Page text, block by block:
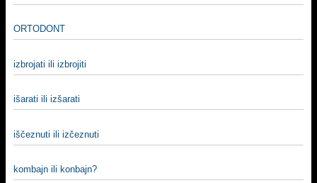
ORTODONT
izbrojati ili izbrojiti
išarati ili izšarati
iščeznuti ili izčeznuti
kombajn ili konbajn?